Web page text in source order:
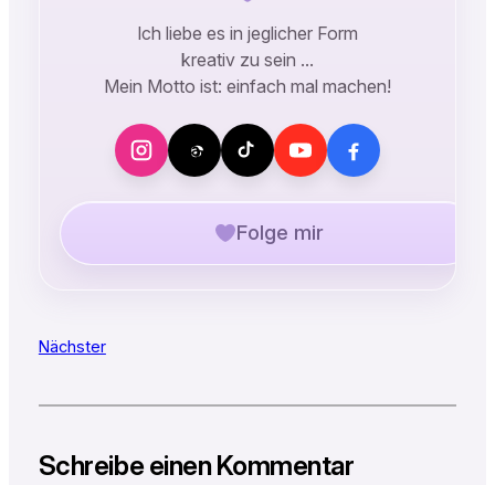
Ich liebe es in jeglicher Form
kreativ zu sein …
Mein Motto ist: einfach mal machen!
Folge mir
Nächster
Schreibe einen Kommentar